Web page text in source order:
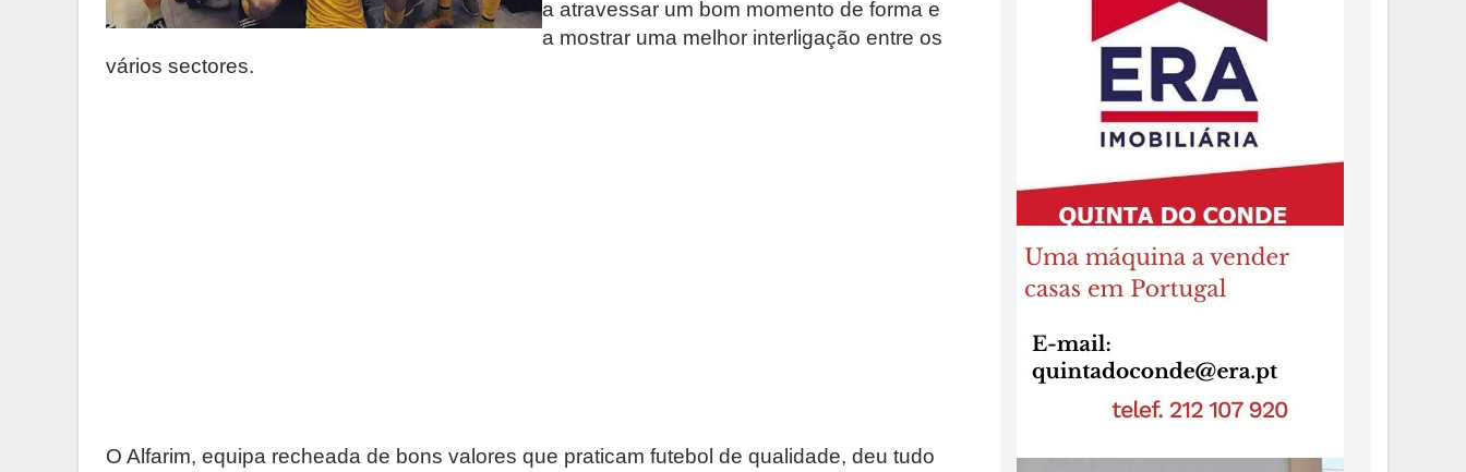
a atravessar um bom momento de forma e
a mostrar uma melhor interligação entre os
vários sectores.
O Alfarim, equipa recheada de bons valores que praticam futebol de qualidade, deu tudo